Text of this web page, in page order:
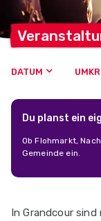
DATUM
Du planst ein
Ob Flohmarkt,
Gemeinde ein.
In Grandcour